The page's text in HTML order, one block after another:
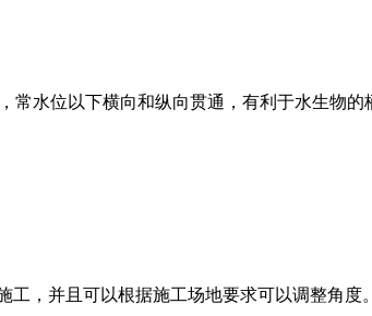
水位以下横向和纵向贯通，有利于水生物
，并且可以根据施工场地要求可以调整角度。